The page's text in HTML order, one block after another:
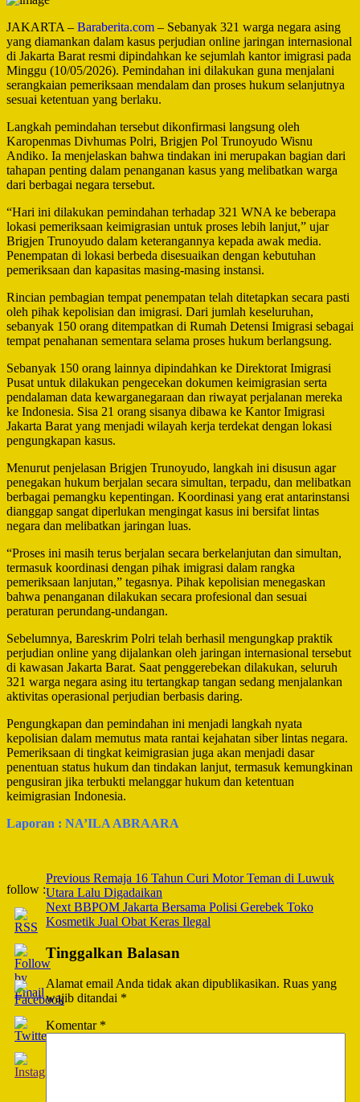
JAKARTA – Baraberita.com – Sebanyak 321 warga negara asing
yang diamankan dalam kasus perjudian online jaringan internasional
di Jakarta Barat resmi dipindahkan ke sejumlah kantor imigrasi pada
Minggu (10/05/2026). Pemindahan ini dilakukan guna menjalani
serangkaian pemeriksaan mendalam dan proses hukum selanjutnya
sesuai ketentuan yang berlaku.
Langkah pemindahan tersebut dikonfirmasi langsung oleh
Karopenmas Divhumas Polri, Brigjen Pol Trunoyudo Wisnu
Andiko. Ia menjelaskan bahwa tindakan ini merupakan bagian dari
tahapan penting dalam penanganan kasus yang melibatkan warga
dari berbagai negara tersebut.
“Hari ini dilakukan pemindahan terhadap 321 WNA ke beberapa
lokasi pemeriksaan keimigrasian untuk proses lebih lanjut,” ujar
Brigjen Trunoyudo dalam keterangannya kepada awak media.
Penempatan di lokasi berbeda disesuaikan dengan kebutuhan
pemeriksaan dan kapasitas masing-masing instansi.
Rincian pembagian tempat penempatan telah ditetapkan secara pasti
oleh pihak kepolisian dan imigrasi. Dari jumlah keseluruhan,
sebanyak 150 orang ditempatkan di Rumah Detensi Imigrasi sebagai
tempat penahanan sementara selama proses hukum berlangsung.
Sebanyak 150 orang lainnya dipindahkan ke Direktorat Imigrasi
Pusat untuk dilakukan pengecekan dokumen keimigrasian serta
pendalaman data kewarganegaraan dan riwayat perjalanan mereka
ke Indonesia. Sisa 21 orang sisanya dibawa ke Kantor Imigrasi
Jakarta Barat yang menjadi wilayah kerja terdekat dengan lokasi
pengungkapan kasus.
Menurut penjelasan Brigjen Trunoyudo, langkah ini disusun agar
penegakan hukum berjalan secara simultan, terpadu, dan melibatkan
berbagai pemangku kepentingan. Koordinasi yang erat antarinstansi
dianggap sangat diperlukan mengingat kasus ini bersifat lintas
negara dan melibatkan jaringan luas.
“Proses ini masih terus berjalan secara berkelanjutan dan simultan,
termasuk koordinasi dengan pihak imigrasi dalam rangka
pemeriksaan lanjutan,” tegasnya. Pihak kepolisian menegaskan
bahwa penanganan dilakukan secara profesional dan sesuai
peraturan perundang-undangan.
Sebelumnya, Bareskrim Polri telah berhasil mengungkap praktik
perjudian online yang dijalankan oleh jaringan internasional tersebut
di kawasan Jakarta Barat. Saat penggerebekan dilakukan, seluruh
321 warga negara asing itu tertangkap tangan sedang menjalankan
aktivitas operasional perjudian berbasis daring.
Pengungkapan dan pemindahan ini menjadi langkah nyata
kepolisian dalam memutus mata rantai kejahatan siber lintas negara.
Pemeriksaan di tingkat keimigrasian juga akan menjadi dasar
penentuan status hukum dan tindakan lanjut, termasuk kemungkinan
pengusiran jika terbukti melanggar hukum dan ketentuan
keimigrasian Indonesia.
Laporan : NA’ILA ABRAARA
follow :
Post
Navigation
Previous Remaja 16 Tahun Curi Motor Teman di Luwuk
Utara Lalu Digadaikan
Next BBPOM Jakarta Bersama Polisi Gerebek Toko
Kosmetik Jual Obat Keras Ilegal
Tinggalkan Balasan
Alamat email Anda tidak akan dipublikasikan. Ruas yang
wajib ditandai *
Komentar *